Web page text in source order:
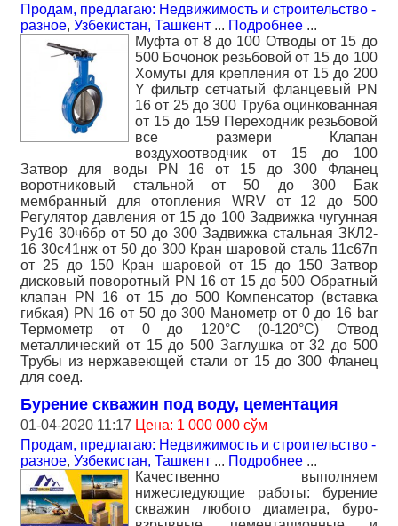
Продам, предлагаю: Недвижимость и строительство -
разное, Узбекистан, Ташкент ... Подробнее ...
Муфта от 8 до 100 Отводы от 15 до
500 Бочонок резьбовой от 15 до 100
Хомуты для крепления от 15 до 200
Y фильтр сетчатый фланцевый PN
16 от 25 до 300 Труба оцинкованная
от 15 до 159 Переходник резьбовой
все размери Клапан
воздухоотводчик от 15 до 100
Затвор для воды PN 16 от 15 до 300 Фланец
воротниковый стальной от 50 до 300 Бак
мембранный для отопления WRV от 12 до 500
Регулятор давления от 15 до 100 Задвижка чугунная
Ру16 30ч6бр от 50 до 300 Задвижка стальная ЗКЛ2-
16 30с41нж от 50 до 300 Кран шаровой сталь 11с67п
от 25 до 150 Кран шаровой от 15 до 150 Затвор
дисковый поворотный PN 16 от 15 до 500 Обратный
клапан PN 16 от 15 до 500 Компенсатор (вставка
гибкая) PN 16 от 50 до 300 Манометр от 0 до 16 bar
Термометр от 0 до 120°С (0-120°С) Отвод
металлический от 15 до 500 Заглушка от 32 до 500
Трубы из нержавеющей стали от 15 до 300 Фланец
для соед.
Бурение скважин под воду, цементация
01-04-2020 11:17 Цена: 1 000 000 сўм
Продам, предлагаю: Недвижимость и строительство -
разное, Узбекистан, Ташкент ... Подробнее ...
Качественно выполняем
нижеследующие работы: бурение
скважин любого диаметра, буро-